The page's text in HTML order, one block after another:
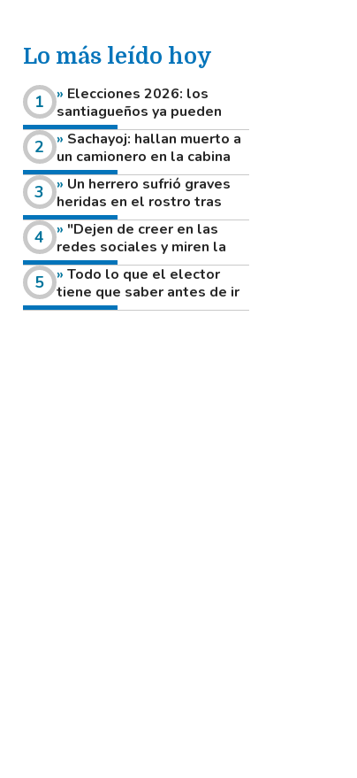
Lo más leído hoy
Elecciones 2026: los
santiagueños ya pueden
consultar dónde votan este
domingo
Sachayoj: hallan muerto a
un camionero en la cabina
de su vehículo a la vera de
un camino rural
Un herrero sufrió graves
heridas en el rostro tras
reventar el disco de una
amoladora
"Dejen de creer en las
redes sociales y miren la
heladera de sus casas": el
fuerte mensaje de una joven
que votó por primera vez
Todo lo que el elector
tiene que saber antes de ir
a votar este domingo